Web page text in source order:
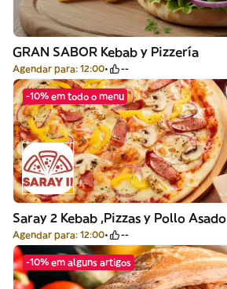
GRAN SABOR Kebab y Pizzería
Agendar para: 12:00 --
-10% em todo o menu
Saray 2 Kebab ,Pizzas y Pollo Asado
Agendar para: 12:00 --
-10% em alguns artigos